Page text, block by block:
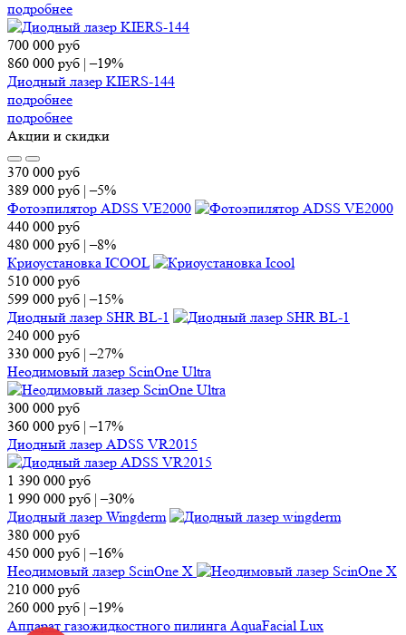
подробнее
700 000 руб
860 000 руб |–19%
Диодный лазер KIERS-144
подробнее
подробнее
Акции и скидки
370 000 руб
389 000 руб |–5%
Фотоэпилятор ADSS VE2000
440 000 руб
480 000 руб |–8%
Криоустановка ICOOL
510 000 руб
599 000 руб |–15%
Диодный лазер SHR BL-1
240 000 руб
330 000 руб |–27%
Неодимовый лазер ScinOne Ultra
300 000 руб
360 000 руб |–17%
Диодный лазер ADSS VR2015
1 390 000 руб
1 990 000 руб |–30%
Диодный лазер Wingderm
380 000 руб
450 000 руб |–16%
Неодимовый лазер ScinOne X
210 000 руб
260 000 руб |–19%
Аппарат газожидкостного пилинга AquaFacial Lux